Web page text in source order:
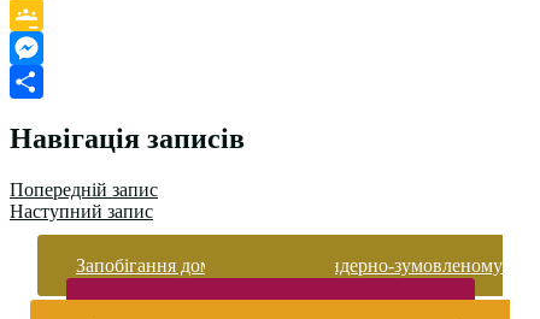
Viber
Google
Classroom
Messenger
Навігація записів
Попередній запис
Наступний запис
Запобігання домашньому та гендерно-зумовленому